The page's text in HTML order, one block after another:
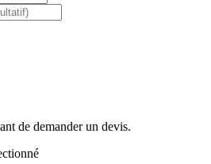
de demander un devis.